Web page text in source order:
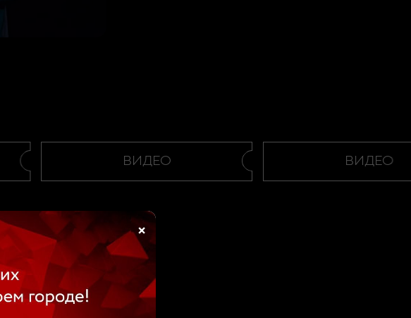
×
ВИДЕО ВИДЕО